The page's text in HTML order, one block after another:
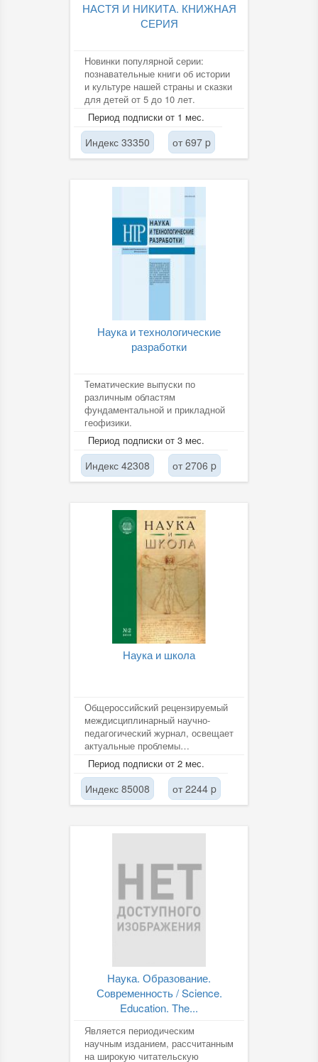
НАСТЯ И НИКИТА. КНИЖНАЯ
СЕРИЯ
Новинки популярной серии:
познавательные книги об истории
и культуре нашей страны и сказки
для детей от 5 до 10 лет.
Период подписки от 1 мес.
Индекс 33350 от 697 p
Наука и технологические
разработки
Тематические выпуски по
различным областям
фундаментальной и прикладной
геофизики.
Период подписки от 3 мес.
Индекс 42308 от 2706 p
Наука и школа
Общероссийский рецензируемый
междисциплинарный научно-
педагогический журнал, освещает
актуальные проблемы
образования и науки,
образовательной...
Период подписки от 2 мес.
Индекс 85008 от 2244 p
Наука. Образование.
Современность / Science.
Education. The...
Является периодическим
научным изданием, рассчитанным
на широкую читательскую